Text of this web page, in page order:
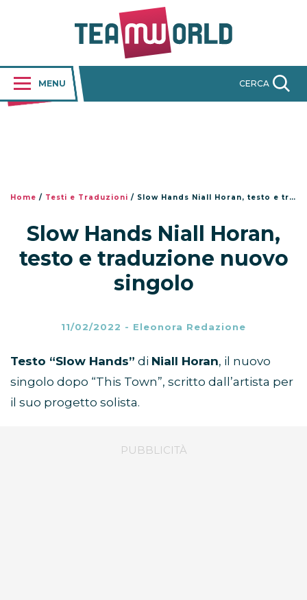
MENU CERCA
Home / Testi e Traduzioni / Slow Hands Niall Horan, testo e traduzione nuovo singolo
Slow Hands Niall Horan,
testo e traduzione nuovo
singolo
11/02/2022 - Eleonora Redazione
Testo “Slow Hands” di Niall Horan, il nuovo
singolo dopo “This Town”, scritto dall’artista per
il suo progetto solista.